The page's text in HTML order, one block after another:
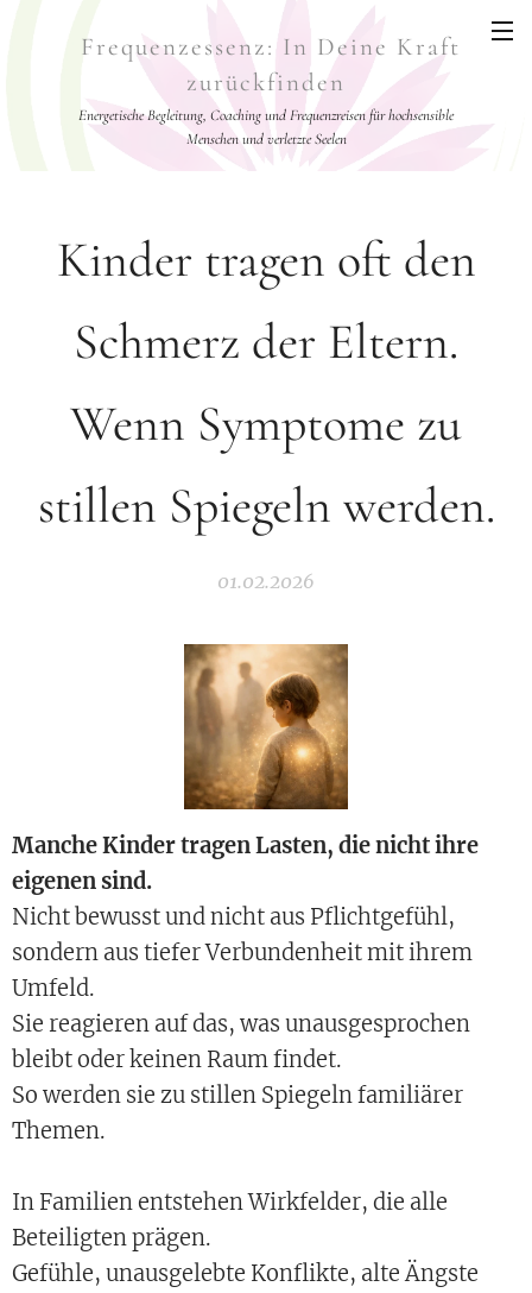
Frequenzessenz: In Deine Kraft
zurückfinden
Energetische Begleitung, Coaching und Frequenzreisen für hochsensible
Menschen und verletzte Seelen
Kinder tragen oft den
Schmerz der Eltern .
Wenn Symptome zu
stillen Spiegeln werden.
01.02.2026
Manche Kinder tragen Lasten, die nicht ihre
eigenen sind.
Nicht bewusst und nicht aus Pflichtgefühl,
sondern aus tiefer Verbundenheit mit ihrem
Umfeld.
Sie reagieren auf das, was unausgesprochen
bleibt oder keinen Raum findet.
So werden sie zu stillen Spiegeln familiärer
Themen.
In Familien entstehen Wirkfelder, die alle
Beteiligten prägen.
Gefühle, unausgelebte Konflikte, alte Ängste